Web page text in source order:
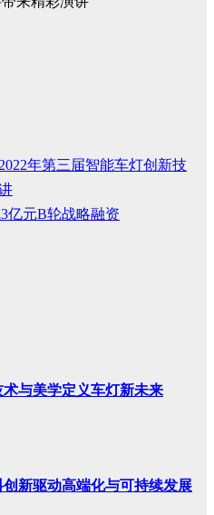
年第三届智能车灯创新技
亿元B轮战略融资
与美学定义车灯新未来
新驱动高端化与可持续发展